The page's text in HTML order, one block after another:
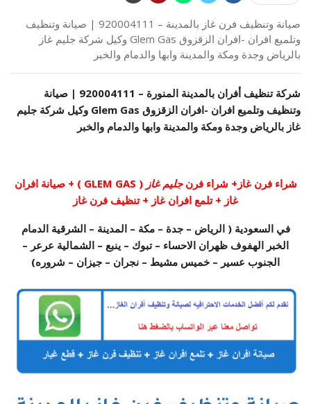
صيانة وتنظيف فرن غاز بالمدينة – 920004111 | صيانة وتنظيف
وتلميع افران -افران الزقزوق Glem Gas وكيل شركة جليم غاز
بالرياض وجدة ومكة والمدينة وابها والدمام والخبر
شركة تنظيف أفران بالمدينة المنورة – 920004111 | صيانة
وتنظيف وتلميع افران -افران الزقزوق Glem Gas وكيل شركة جليم
غاز بالرياض وجدة ومكة والمدينة وابها والدمام والخبر
شراء فرن غاز+ شراء فرنجليم غاز
( GLEM GAS ) + صيانة افران
غاز + تلمع افران غاز + تنظيف فرن غاز
في السعودية ( الرياض – جدة – مكة – المدينة – الشرقية الدمام
الخبر الهفوف ظهران الاحساء – تبوك – ينبع – الشمالية عرعر –
الجنوب عسير – خميس مشيط – نجران – جيزان – شروره)